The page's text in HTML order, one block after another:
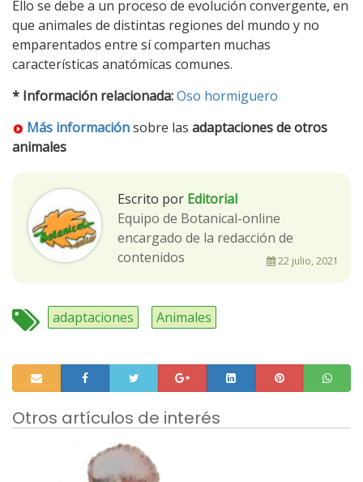
Ello se debe a un proceso de evolución convergente, en
que animales de distintas regiones del mundo y no
emparentados entre sí comparten muchas
características anatómicas comunes.
* Información relacionada:Oso hormiguero
Más informaciónsobre las adaptaciones de otros
animales
Escrito por Editorial
Equipo de Botanical-online
encargado de la redacción de
contenidos
22 julio, 2021
adaptaciones Animales
Otros artículos de interés